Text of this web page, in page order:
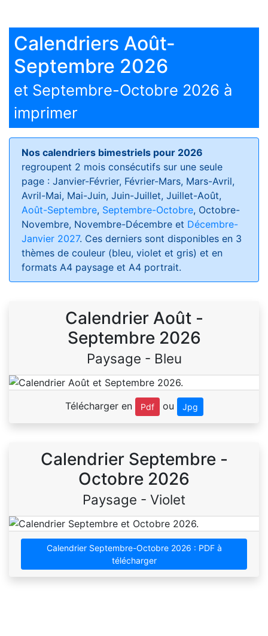
Calendriers Août-
Septembre 2026
et Septembre-Octobre 2026 à
imprimer
Nos calendriers bimestriels pour 2026
regroupent 2 mois consécutifs sur une seule
page : Janvier-Février, Février-Mars, Mars-Avril,
Avril-Mai, Mai-Juin, Juin-Juillet, Juillet-Août,
Août-Septembre, Septembre-Octobre, Octobre-
Novembre, Novembre-Décembre et Décembre-
Janvier 2027. Ces derniers sont disponibles en 3
thèmes de couleur (bleu, violet et gris) et en
formats A4 paysage et A4 portrait.
Calendrier Août -
Septembre 2026
Paysage - Bleu
Télécharger en Pdf ou Jpg
Calendrier Septembre -
Octobre 2026
Paysage - Violet
Calendrier Septembre-Octobre 2026 : PDF à
télécharger